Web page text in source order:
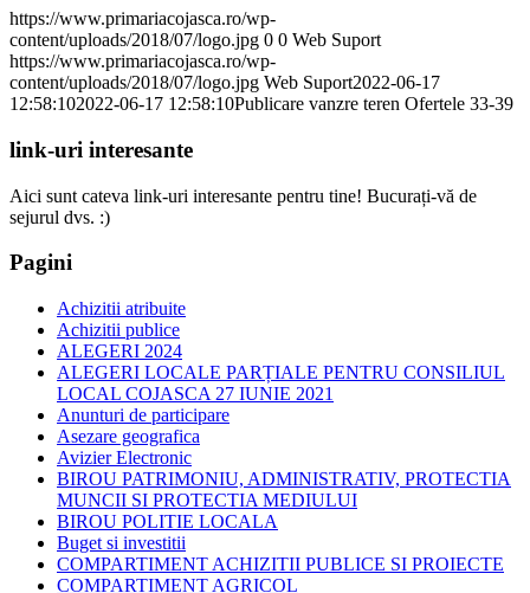
https://www.primariacojasca.ro/wp-
content/uploads/2018/07/logo.jpg 0 0 Web Suport
https://www.primariacojasca.ro/wp-
content/uploads/2018/07/logo.jpg Web Suport2022-06-17
12:58:102022-06-17 12:58:10Publicare vanzre teren Ofertele 33-39
link-uri interesante
Aici sunt cateva link-uri interesante pentru tine! Bucurați-vă de
sejurul dvs. :)
Pagini
Achizitii atribuite
Achizitii publice
ALEGERI 2024
ALEGERI LOCALE PARȚIALE PENTRU CONSILIUL
LOCAL COJASCA 27 IUNIE 2021
Anunturi de participare
Asezare geografica
Avizier Electronic
BIROU PATRIMONIU, ADMINISTRATIV, PROTECTIA
MUNCII SI PROTECTIA MEDIULUI
BIROU POLITIE LOCALA
Buget si investitii
COMPARTIMENT ACHIZITII PUBLICE SI PROIECTE
COMPARTIMENT AGRICOL